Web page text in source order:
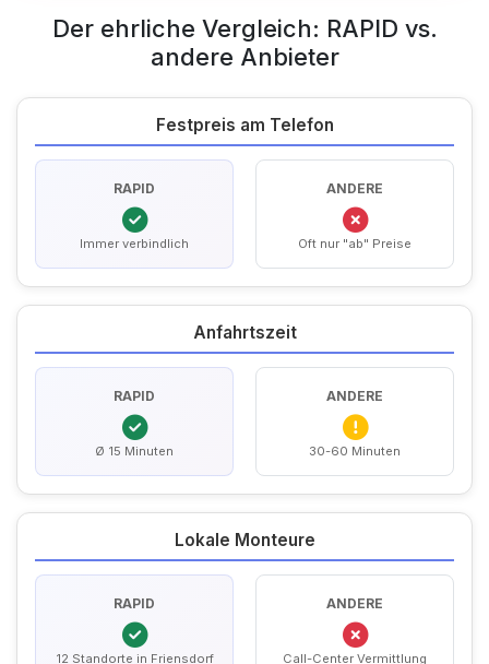
Der ehrliche Vergleich: RAPID vs.
andere Anbieter
Festpreis am Telefon
RAPID
Immer verbindlich
ANDERE
Oft nur "ab" Preise
Anfahrtszeit
RAPID
Ø 15 Minuten
ANDERE
30-60 Minuten
Lokale Monteure
RAPID
12 Standorte in Friensdorf
ANDERE
Call-Center Vermittlung